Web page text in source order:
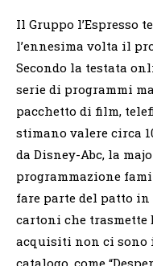
Il Gruppo l’Espresso
l’ennesima volta il
Secondo la testata
serie di programmi
pacchetto di film,
stimano valere circa
da Disney-Abc, la
programmazione
fare parte del patto
cartoni che
acquisiti non ci sono
catalogo, come